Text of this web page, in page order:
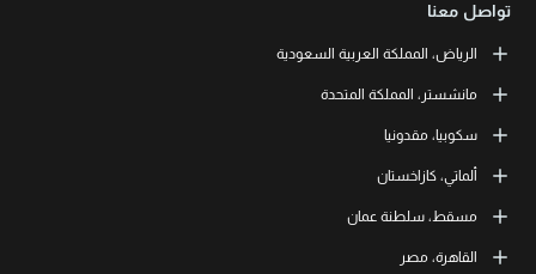
تواصل معنا
الرياض، المملكة العربية السعودية
LEORON Saudi Experts Institute for Training
طريق الملك فهد، حي الرحمانية، برج القمر، الطابق الثالث والعشرون، مبنى
+966 11 464 4865
مانشستر، المملكة المتحدة
L3RN New Skills Co.
Office No. 2, 34 Station Road
Urmston, Manchester, England M41 9JQ UK
+44 (0) 1615138133
سكوبيا، مقدونيا
L3RN dooel
Str. 20, No 82, Cucer-Sandevo 1000 Skopje, MKD
ألماتي، كازاخستان
LEORON Training and Development
Baizakov street, 280, office 3 050000 Almaty, KAZ
مسقط، سلطنة عمان
LEORON Training Institute
The Office 1991, Building No. 5341, Way No. 4560, Office No. 215, Al
القاهرة، مصر